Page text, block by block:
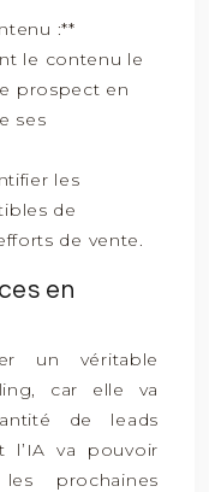
:**
le contenu le
prospect en
ses
les
de
de vente.
en
un véritable
car elle va
de leads
l’IA va pouvoir
prochaines